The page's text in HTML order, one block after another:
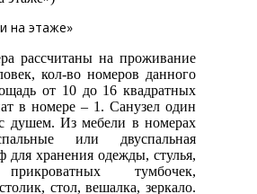
на этаже»
рассчитаны на проживание
кол-во номеров данного
от 10 до 16 квадратных
в номере – 1. Санузел один
душем. Из мебели в номерах
или двуспальная
для хранения одежды, стулья,
тумбочек,
стол, вешалка, зеркало.